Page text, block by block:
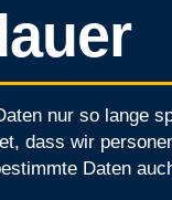
nur so lange
dass wir
Daten